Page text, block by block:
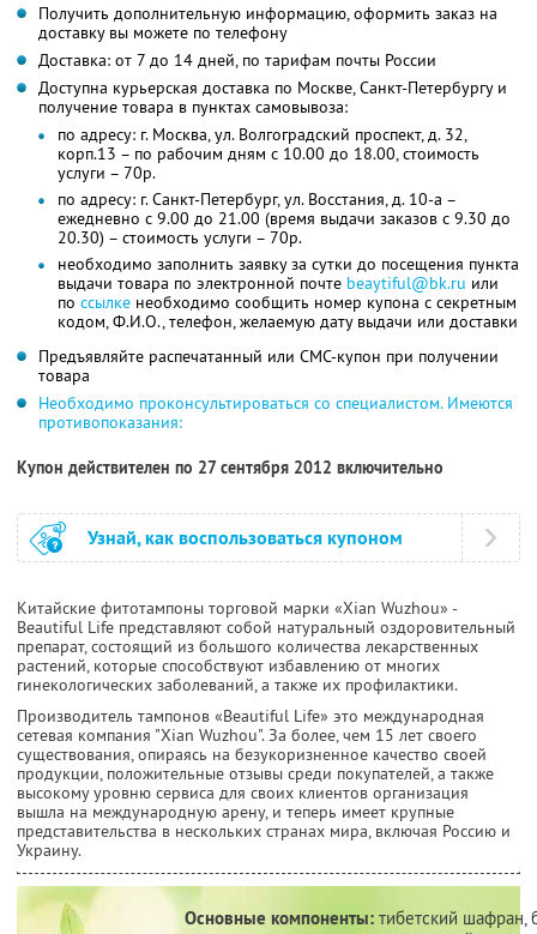
Получить дополнительную информацию, оформить заказ на
доставку вы можете по телефону
Доставка: от 7 до 14 дней, по тарифам почты России
Доступна курьерская доставка по Москве, Санкт-Петербургу и
получение товара в пунктах самовывоза:
по адресу: г. Москва, ул. Волгоградский проспект, д. 32,
корп.13 – по рабочим дням с 10.00 до 18.00, стоимость
услуги – 70р.
по адресу: г. Санкт-Петербург, ул. Восстания, д. 10-а –
ежедневно с 9.00 до 21.00 (время выдачи заказов с 9.30 до
20.30) – стоимость услуги – 70р.
необходимо заполнить заявку за сутки до посещения пункта
выдачи товара по электронной почте beaytiful@bk.ru или
по ссылке необходимо сообщить номер купона с секретным
кодом, Ф.И.О., телефон, желаемую дату выдачи или доставки
Предъявляйте распечатанный или СМС-купон при получении
товара
Необходимо проконсультироваться со специалистом. Имеются
противопоказания:
Купон действителен по 27 сентября 2012 включительно
Узнай, как воспользоваться купоном
Китайские фитотампоны торговой марки «Xian Wuzhou» -
Beautiful Life представляют собой натуральный оздоровительный
препарат, состоящий из большого количества лекарственных
растений, которые способствуют избавлению от многих
гинекологических заболеваний, а также их профилактики.
Производитель тампонов «Beautiful Life» это международная
сетевая компания "Xian Wuzhou". За более, чем 15 лет своего
существования, опираясь на безукоризненное качество своей
продукции, положительные отзывы среди покупателей, а также
высокому уровню сервиса для своих клиентов организация
вышла на международную арену, и теперь имеет крупные
представительства в нескольких странах мира, включая Россию и
Украину.
Основные компоненты: тибетский шафран,